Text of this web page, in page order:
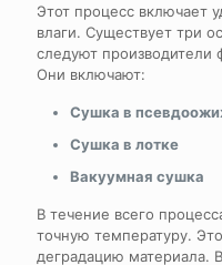
Этот процесс включает
влаги. Существует три
следуют производители
Они включают:
Сушка в
Сушка в лотке
Вакуумная сушка
В течение всего
точную температуру.
деградацию материала.